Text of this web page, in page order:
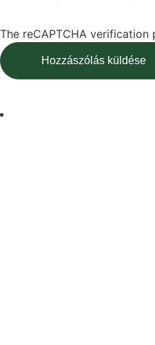
The reCAPTCHA verification